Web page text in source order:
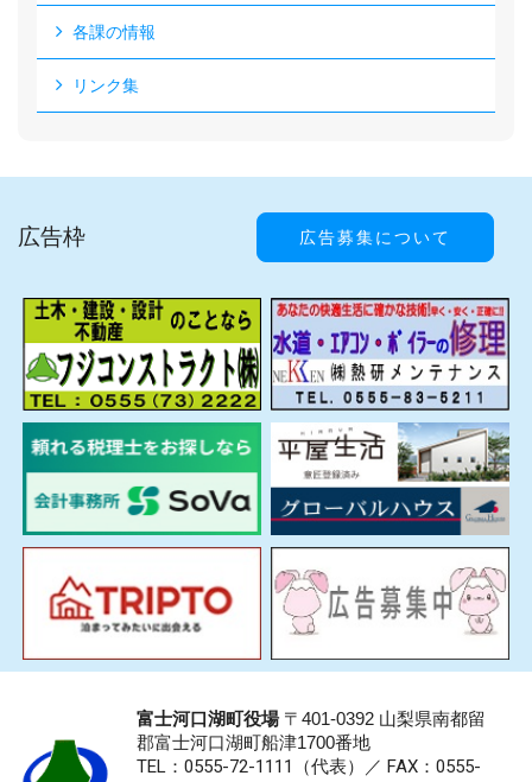
各課の情報
リンク集
広告枠 広告募集について
富士河口湖町役場〒401-0392 山梨県南都留
郡富士河口湖町船津1700番地
TEL：0555-72-1111 （代表）／ FAX：0555-